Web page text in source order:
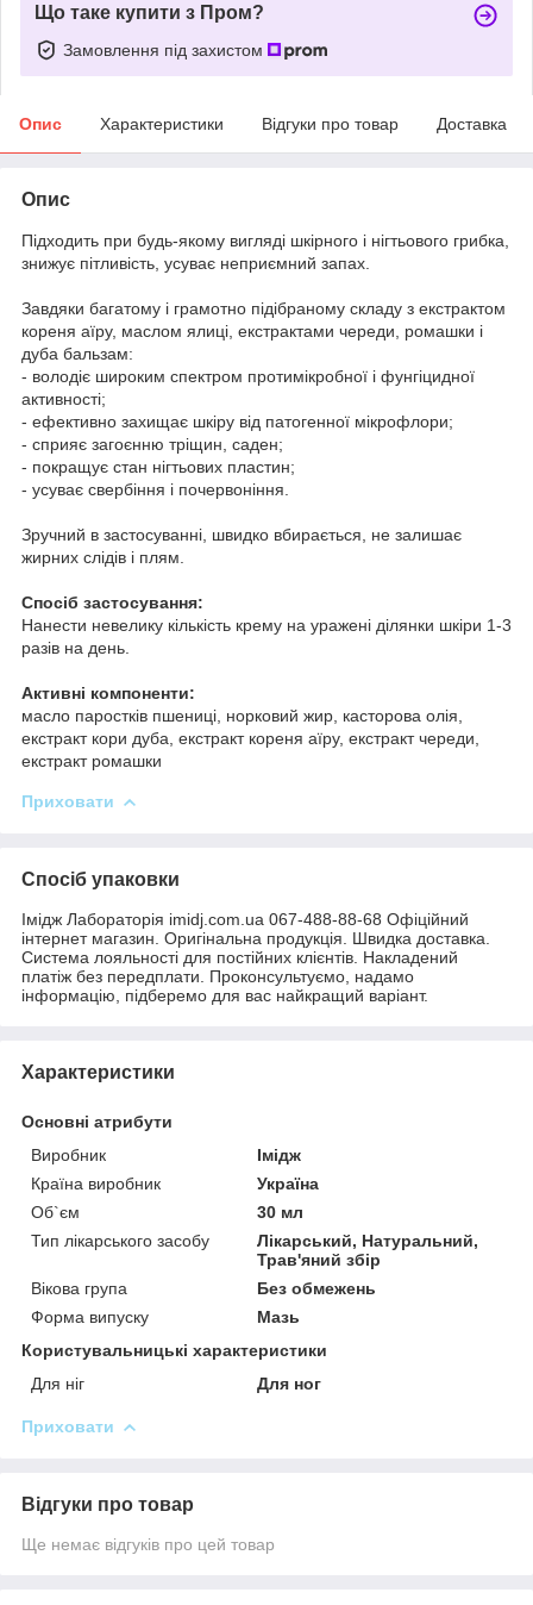
Що таке купити з Пром?
Замовлення під захистом
Опис Характеристики Відгуки про товар Доставка
Опис
Підходить при будь-якому вигляді шкірного і нігтьового грибка,
знижує пітливість, усуває неприємний запах.
Завдяки багатому і грамотно підібраному складу з екстрактом
кореня аїру, маслом ялиці, екстрактами череди, ромашки і
дуба бальзам:
- володіє широким спектром протимікробної і фунгіцидної
активності;
- ефективно захищає шкіру від патогенної мікрофлори;
- сприяє загоєнню тріщин, саден;
- покращує стан нігтьових пластин;
- усуває свербіння і почервоніння.
Зручний в застосуванні, швидко вбирається, не залишає
жирних слідів і плям.
Спосіб застосування:
Нанести невелику кількість крему на уражені ділянки шкіри 1-3
разів на день.
Активні компоненти:
масло паростків пшениці, норковий жир, касторова олія,
екстракт кори дуба, екстракт кореня аїру, екстракт череди,
екстракт ромашки
Приховати
Спосіб упаковки
Імідж Лабораторія imidj.com.ua 067-488-88-68 Офіційний
інтернет магазин. Оригінальна продукція. Швидка доставка.
Система лояльності для постійних клієнтів. Накладений
платіж без передплати. Проконсультуємо, надамо
інформацію, підберемо для вас найкращий варіант.
Характеристики
Основні атрибути
Виробник
Імідж
Країна виробник
Україна
Об`єм
30 мл
Тип лікарського засобу
Лікарський, Натуральний,
Трав'яний збір
Вікова група
Без обмежень
Форма випуску
Мазь
Користувальницькі характеристики
Для ніг
Для ног
Приховати
Відгуки про товар
Ще немає відгуків про цей товар